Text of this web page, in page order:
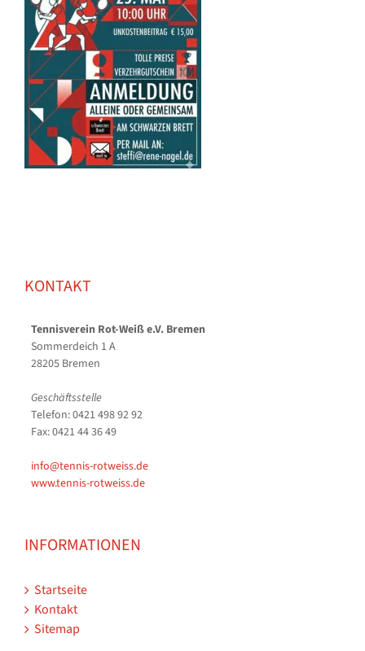
KONTAKT
Tennisverein Rot-Weiß e.V. Bremen
Sommerdeich 1 A
28205 Bremen
Geschäftsstelle
Telefon: 0421 498 92 92
Fax: 0421 44 36 49
info@tennis-rotweiss.de
www.tennis-rotweiss.de
INFORMATIONEN
Startseite
Kontakt
Sitemap